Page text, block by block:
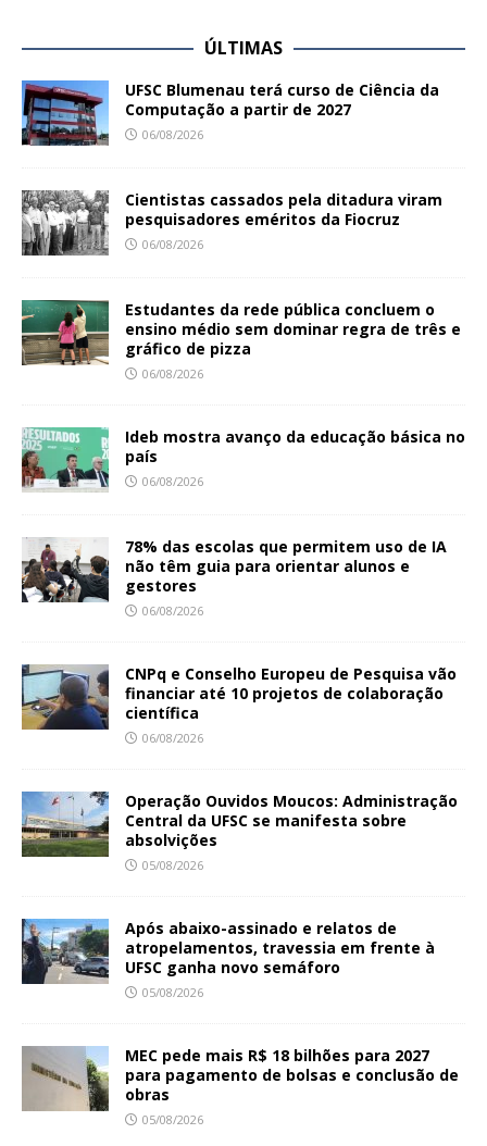
ÚLTIMAS
UFSC Blumenau terá curso de Ciência da
Computação a partir de 2027
06/08/2026
Cientistas cassados pela ditadura viram
pesquisadores eméritos da Fiocruz
06/08/2026
Estudantes da rede pública concluem o
ensino médio sem dominar regra de três e
gráfico de pizza
06/08/2026
Ideb mostra avanço da educação básica no
país
06/08/2026
78% das escolas que permitem uso de IA
não têm guia para orientar alunos e
gestores
06/08/2026
CNPq e Conselho Europeu de Pesquisa vão
financiar até 10 projetos de colaboração
científica
06/08/2026
Operação Ouvidos Moucos: Administração
Central da UFSC se manifesta sobre
absolvições
05/08/2026
Após abaixo-assinado e relatos de
atropelamentos, travessia em frente à
UFSC ganha novo semáforo
05/08/2026
MEC pede mais R$ 18 bilhões para 2027
para pagamento de bolsas e conclusão de
obras
05/08/2026